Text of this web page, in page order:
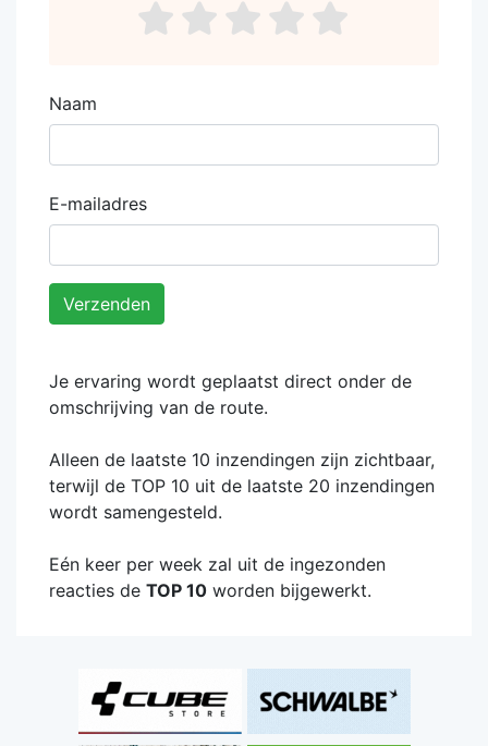
asdf4
asdf3
asdf2
asdf1
Naam
E-mailadres
Verzenden
Je ervaring wordt geplaatst direct onder de
omschrijving van de route.
Alleen de laatste 10 inzendingen zijn zichtbaar,
terwijl de TOP 10 uit de laatste 20 inzendingen
wordt samengesteld.
Eén keer per week zal uit de ingezonden
reacties de TOP 10 worden bijgewerkt.